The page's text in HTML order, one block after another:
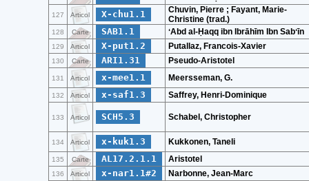
127 Articol X-chu1.1
Chuvin, Pierre ; Fayant, Marie-
Christine (trad.)
128 Carte SAB1.1 ʻAbd al-Ḥaqq ibn Ibrāhīm Ibn Sabʻīn
129 Articol X-put1.2 Putallaz, Francois-Xavier
130 Carte ARI1.31 Pseudo-Aristotel
131 Articol x-mee1.1 Meersseman, G.
132 Articol x-saf1.3 Saffrey, Henri-Dominique
133 Articol SCH5.3 Schabel, Christopher
134 Articol x-kuk1.3 Kukkonen, Taneli
135 Carte AL17.2.1.1 Aristotel
136 Articol x-nar1.1#2 Narbonne, Jean-Marc